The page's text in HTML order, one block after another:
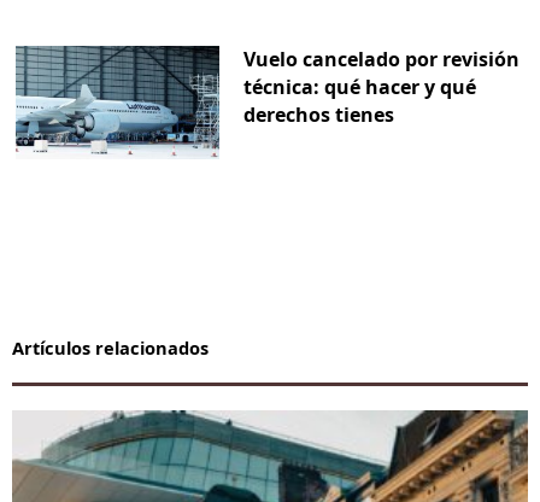
Vuelo cancelado por revisión
técnica: qué hacer y qué
derechos tienes
Artículos relacionados